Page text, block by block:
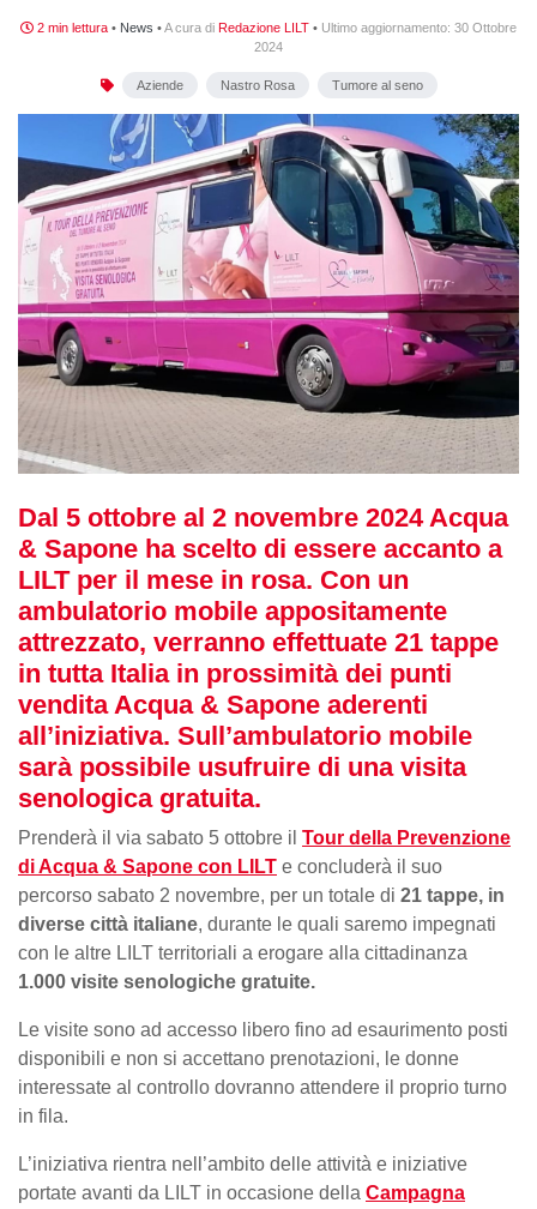
2 min lettura • News •A cura di Redazione LILT • Ultimo aggiornamento: 30 Ottobre
2024
Aziende Nastro Rosa Tumore al seno
Dal 5 ottobre al 2 novembre 2024 Acqua
& Sapone ha scelto di essere accanto a
LILT per il mese in rosa. Con un
ambulatorio mobile appositamente
attrezzato, verranno effettuate 21 tappe
in tutta Italia in prossimità dei punti
vendita Acqua & Sapone aderenti
all’iniziativa. Sull’ambulatorio mobile
sarà possibile usufruire di una visita
senologica gratuita.
Prenderà il via sabato 5 ottobre il Tour della Prevenzione
di Acqua & Sapone con LILT e concluderà il suo
percorso sabato 2 novembre, per un totale di 21 tappe, in
diverse città italiane, durante le quali saremo impegnati
con le altre LILT territoriali a erogare alla cittadinanza
1.000 visite senologiche gratuite.
Le visite sono ad accesso libero fino ad esaurimento posti
disponibili e non si accettano prenotazioni, le donne
interessate al controllo dovranno attendere il proprio turno
in fila.
L’iniziativa rientra nell’ambito delle attività e iniziative
portate avanti da LILT in occasione della Campagna